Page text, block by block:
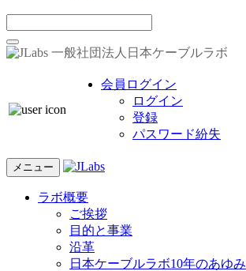
一般社団法人日本ケーブルラボ
会員ログイン
ログイン
登録
パスワード紛失
メニュー
ラボ概要
ご挨拶
目的と事業
沿革
日本ケーブルラボ10年のあゆみ